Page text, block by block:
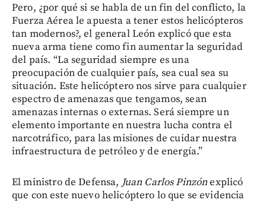
Pero, ¿por qué si se habla de un fin del conflicto, la
Fuerza Aérea le apuesta a tener estos helicópteros
tan modernos?, el general León explicó que esta
nueva arma tiene como fin aumentar la seguridad
del país. “La seguridad siempre es una
preocupación de cualquier país, sea cual sea su
situación. Este helicóptero nos sirve para cualquier
espectro de amenazas que tengamos, sean
amenazas internas o externas. Será siempre un
elemento importante en nuestra lucha contra el
narcotráfico, para las misiones de cuidar nuestra
infraestructura de petróleo y de energía.”
El ministro de Defensa, Juan Carlos Pinzónexplicó
que con este nuevo helicóptero lo que se evidencia